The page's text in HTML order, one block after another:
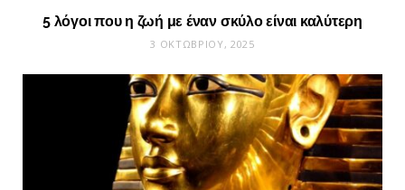
5 λόγοι που η ζωή με έναν σκύλο είναι καλύτερη
3 ΟΚΤΩΒΡΊΟΥ, 2025